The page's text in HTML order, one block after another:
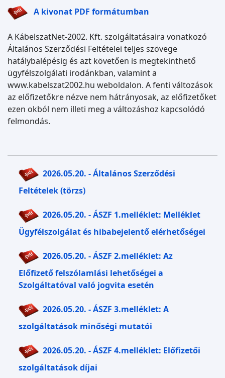
A kivonat PDF formátumban
A KábelszatNet-2002. Kft. szolgáltatásaira vonatkozó
Általános Szerződési Feltételei teljes szövege
hatálybalépésig és azt követően is megtekinthető
ügyfélszolgálati irodánkban, valamint a
www.kabelszat2002.hu weboldalon. A fenti változások
az előfizetőkre nézve nem hátrányosak, az előfizetőket
ezen okból nem illeti meg a változáshoz kapcsolódó
felmondás.
2026.05.20. - Általános Szerződési
Feltételek (törzs)
2026.05.20. - ÁSZF 1.melléklet: Melléklet
Ügyfélszolgálat és hibabejelentő elérhetőségei
2026.05.20. - ÁSZF 2.melléklet: Az
Előfizető felszólamlási lehetőségei a
Szolgáltatóval való jogvita esetén
2026.05.20. - ÁSZF 3.melléklet: A
szolgáltatások minőségi mutatói
2026.05.20. - ÁSZF 4.melléklet: Előfizetői
szolgáltatások díjai